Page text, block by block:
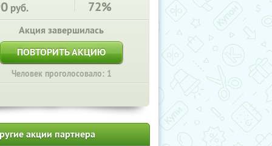
руб. 72%
Акция завершилась
ПОВТОРИТЬ АКЦИЮ
Человек проголосовало: 1
акции партнера